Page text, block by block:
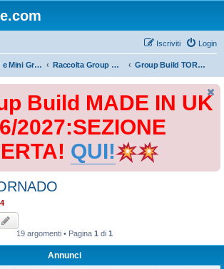
Login
Iscriviti
Group Build e Mini Group Build Raccolta Group Build Group Build TORNADO
Build MADE IN UK
2027:SEZIONE
QUI!
19 argomenti • Pagina 1 di 1
Annunci